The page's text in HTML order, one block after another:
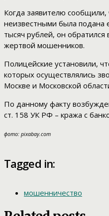
Когда заявителю сообщили,
неизвестными была подана
тысяч рублей, он обратился
жертвой мошенников.
Полицейские установили,
которых осуществлялись
Москве и Московской
По данному факту
ст. 158 УК РФ – кража с
фото: pixabay.com
Tagged in:
мошенничество